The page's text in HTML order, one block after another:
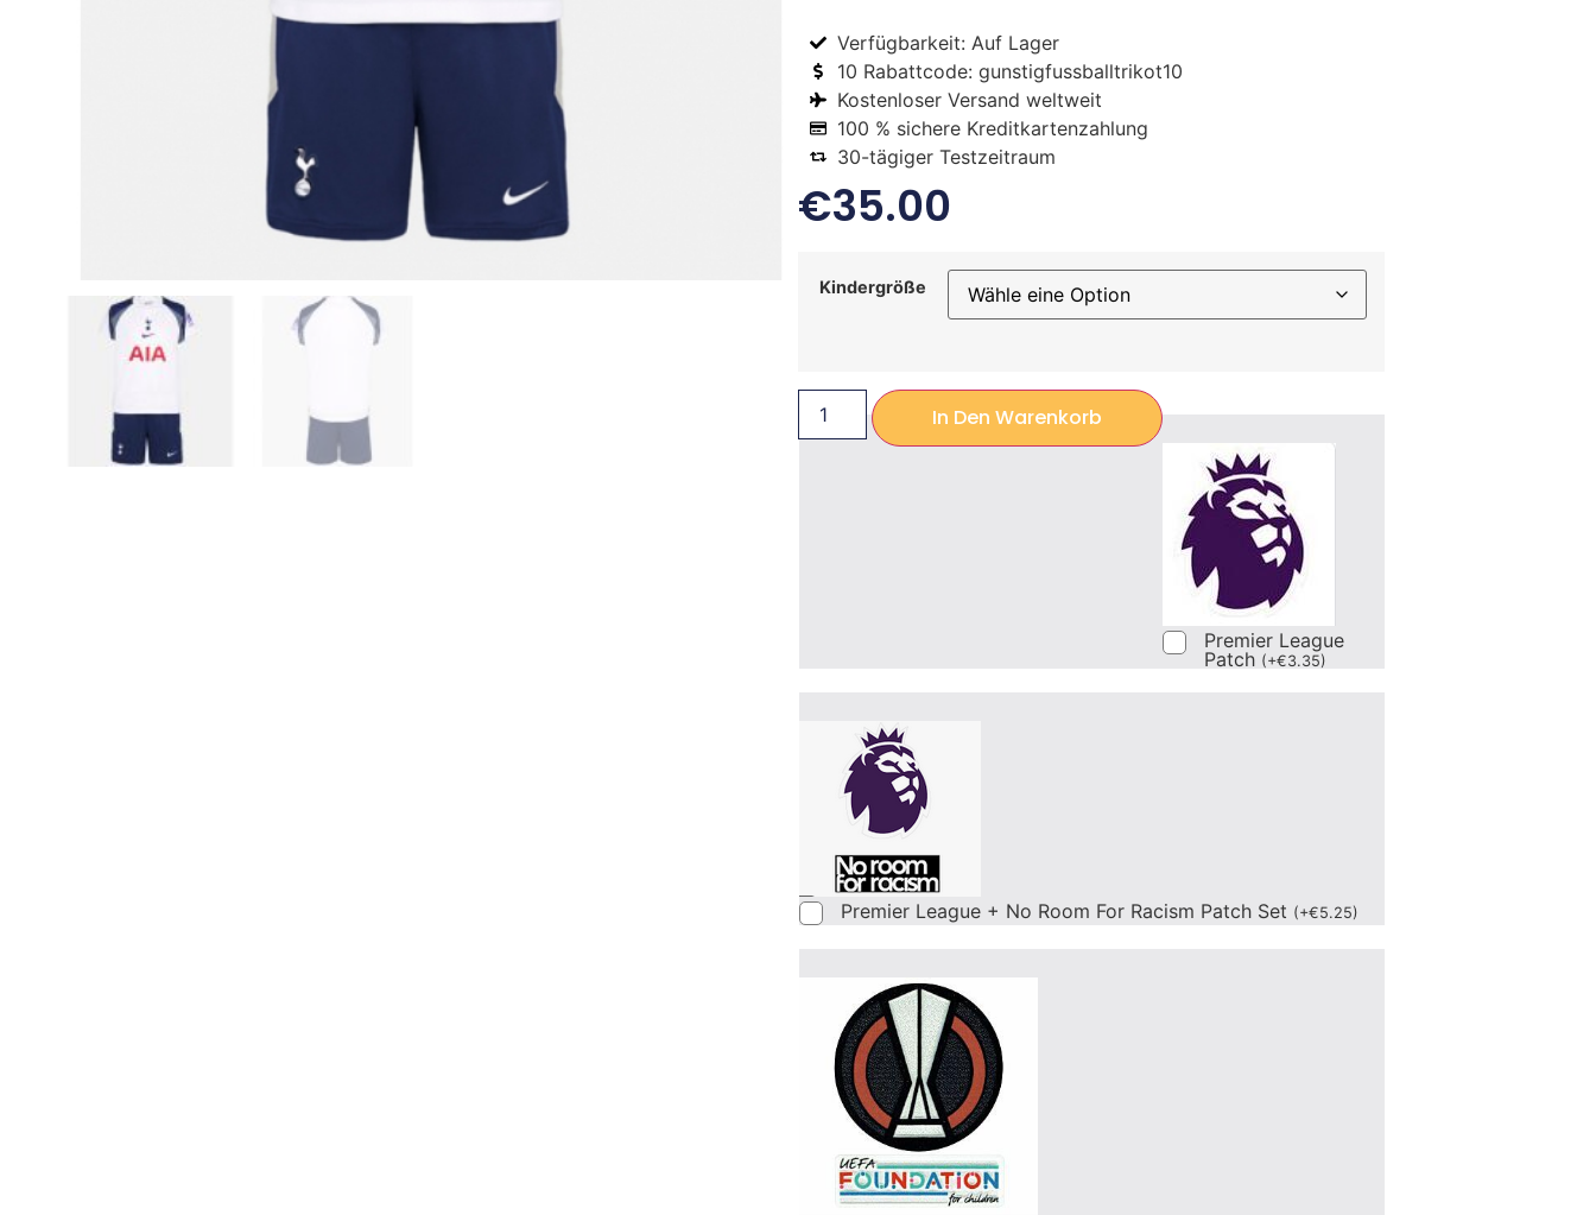
Verfügbarkeit: Auf Lager
10 Rabattcode: gunstigfussballtrikot10
Kostenloser Versand weltweit
100 % sichere Kreditkartenzahlung
30-tägiger Testzeitraum
€35.00
Kindergröße
In Den Warenkorb
Premier League
Patch (+€3.35)
Premier League + No Room For Racism Patch Set (+€5.25)